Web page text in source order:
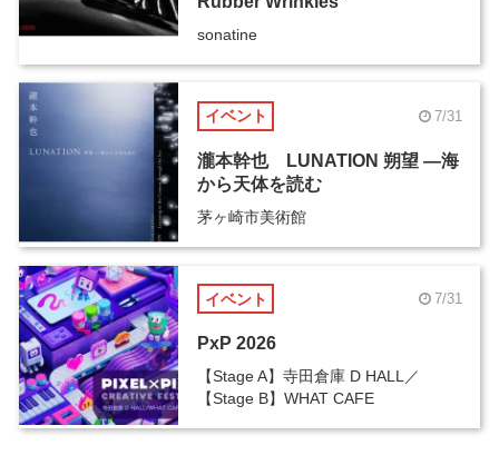
sonatine
イベント 7/31
瀧本幹也 LUNATION 朔望 ―海
から天体を読む
茅ヶ崎市美術館
イベント 7/31
PxP 2026
【Stage A】寺田倉庫 D HALL／
【Stage B】WHAT CAFE